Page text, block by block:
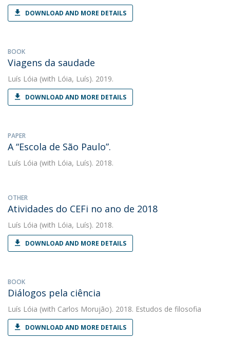
DOWNLOAD AND MORE DETAILS
BOOK
Viagens da saudade
Luís Lóia (with Lóia, Luís). 2019.
DOWNLOAD AND MORE DETAILS
PAPER
A “Escola de São Paulo”.
Luís Lóia (with Lóia, Luís). 2018.
OTHER
Atividades do CEFi no ano de 2018
Luís Lóia (with Lóia, Luís). 2018.
DOWNLOAD AND MORE DETAILS
BOOK
Diálogos pela ciência
Luís Lóia (with Carlos Morujão). 2018. Estudos de filosofia
DOWNLOAD AND MORE DETAILS